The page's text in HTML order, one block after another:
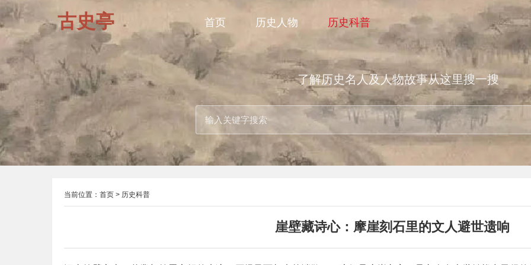
古史亭 首页 历史人物 历史科普
了解历史名人及人物故事从这里搜一搜
当前位置： 首页 > 历史科普
崖壁藏诗心：摩崖刻石里的文人避世遗响